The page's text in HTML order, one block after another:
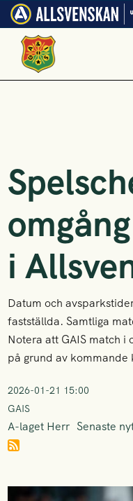
i
Datum och
fastställda. Samtliga
Notera att GAIS match i
på grund av kommande
2026-01-21 15:00
GAIS
A-laget Herr Senaste